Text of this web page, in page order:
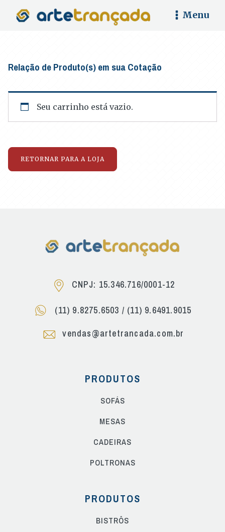
Menu
Relação de Produto(s) em sua Cotação
Seu carrinho está vazio.
RETORNAR PARA A LOJA
CNPJ: 15.346.716/0001-12
(11) 9.8275.6503 / (11) 9.6491.9015
vendas@artetrancada.com.br
PRODUTOS
SOFÁS
MESAS
CADEIRAS
POLTRONAS
PRODUTOS
BISTRÔS